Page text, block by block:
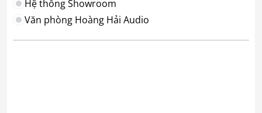
Hệ thống Showroom
Văn phòng Hoàng Hải Audio